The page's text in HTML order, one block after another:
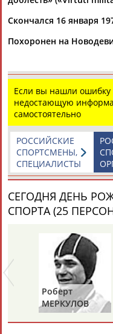
Скончался 16 января
Похоронен на
Если вы нашли
недостающую
самостоятельно
РОССИЙСКИЕ
СПОРТСМЕНЫ,
СПЕЦИАЛИСТЫ
СЕГОДНЯ ДЕНЬ
СПОРТА (25
Роберт
МЕРКУЛОВ